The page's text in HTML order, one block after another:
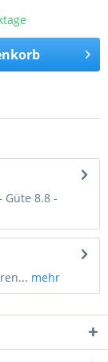
Güte 8.8 -
mehr